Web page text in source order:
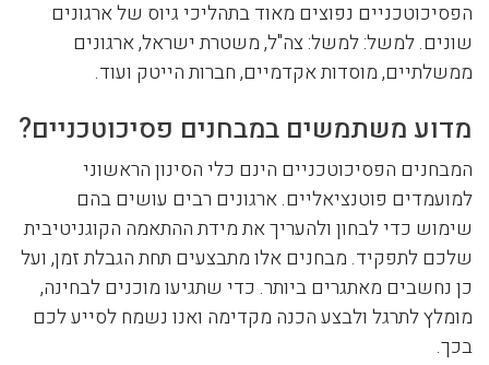
הפסיכוטכניים נפוצים מאוד בתהליכי גיוס של ארגונים
שונים. למשל: למשל: צה"ל, משטרת ישראל, ארגונים
ממשלתיים, מוסדות אקדמיים, חברות הייטק ועוד.
מדוע משתמשים במבחנים פסיכוטכניים?
המבחנים הפסיכוטכניים הינם כלי הסינון הראשוני
למועמדים פוטנציאליים. ארגונים רבים עושים בהם
שימוש כדי לבחון ולהעריך את מידת ההתאמה הקוגניטיבית
שלכם לתפקיד. מבחנים אלו מתבצעים תחת הגבלת זמן, ועל
כן נחשבים מאתגרים ביותר. כדי שתגיעו מוכנים לבחינה,
מומלץ לתרגל ולבצע הכנה מקדימה ואנו נשמח לסייע לכם
בכך.